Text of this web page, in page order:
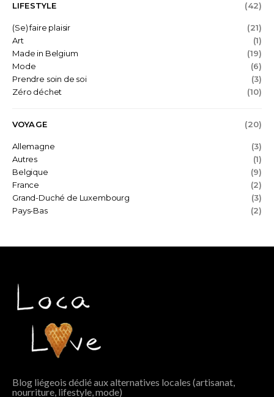
LIFESTYLE (42)
(Se) faire plaisir
(21)
Art
(1)
Made in Belgium
(19)
Mode
(6)
Prendre soin de soi
(3)
Zéro déchet
(10)
VOYAGE (20)
Allemagne
(3)
Autres
(1)
Belgique
(9)
France
(2)
Grand-Duché de Luxembourg
(3)
Pays-Bas
(2)
Blog liégeois dédié aux alternatives locales (artisanat,
nourriture, lifestyle, mode)